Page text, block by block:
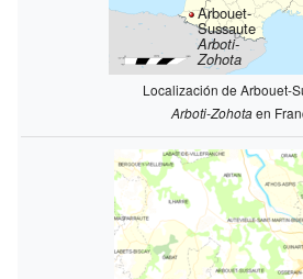
Arbouet-
Sussaute
Arboti-
Zohota
Localización de Arbouet-
Arboti-Zohotaen